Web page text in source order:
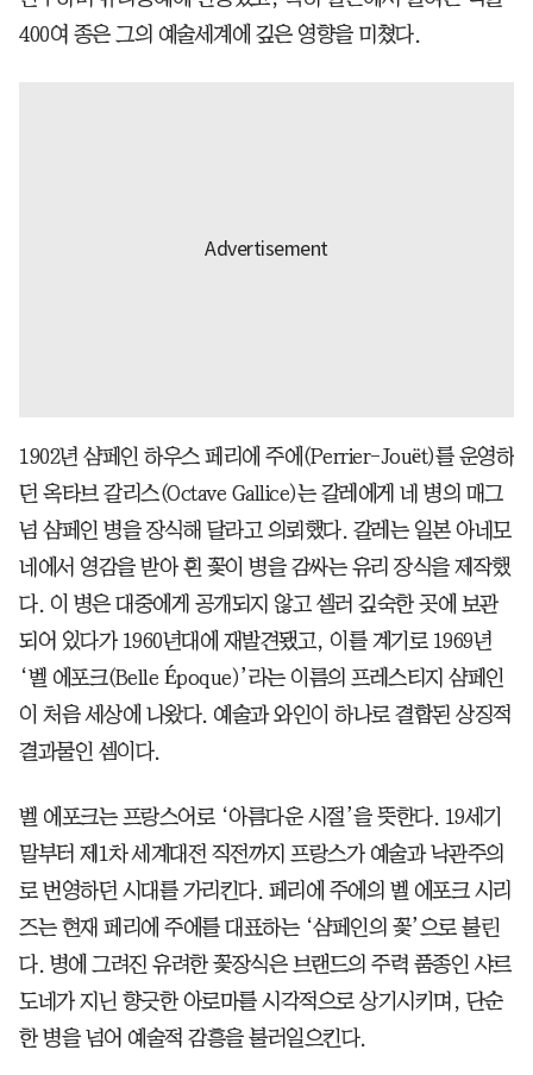
400여 종은 그의 예술세계에 깊은 영향을 미쳤다.
1902년 샴페인 하우스 페리에 주에(Perrier-Jouët)를 운영하
던 옥타브 갈리스(Octave Gallice)는 갈레에게 네 병의 매그
넘 샴페인 병을 장식해 달라고 의뢰했다. 갈레는 일본 아네모
네에서 영감을 받아 흰 꽃이 병을 감싸는 유리 장식을 제작했
다. 이 병은 대중에게 공개되지 않고 셀러 깊숙한 곳에 보관
되어 있다가 1960년대에 재발견됐고, 이를 계기로 1969년
‘벨 에포크(Belle Époque)’라는 이름의 프레스티지 샴페인
이 처음 세상에 나왔다. 예술과 와인이 하나로 결합된 상징적
결과물인 셈이다.
벨 에포크는 프랑스어로 ‘아름다운 시절’을 뜻한다. 19세기
말부터 제1차 세계대전 직전까지 프랑스가 예술과 낙관주의
로 번영하던 시대를 가리킨다. 페리에 주에의 벨 에포크 시리
즈는 현재 페리에 주에를 대표하는 ‘샴페인의 꽃’으로 불린
다. 병에 그려진 유려한 꽃장식은 브랜드의 주력 품종인 샤르
도네가 지닌 향긋한 아로마를 시각적으로 상기시키며, 단순
한 병을 넘어 예술적 감흥을 불러일으킨다.